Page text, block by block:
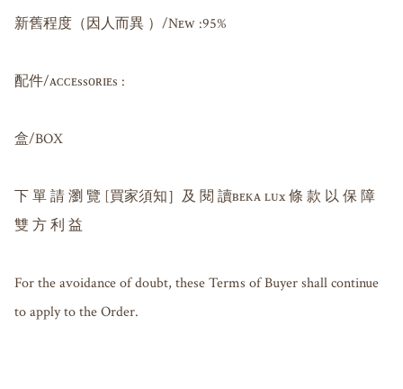
新舊程度（因人而異 ）/Nᴇᴡ :95%
配件/ᴀᴄᴄᴇssᴏʀɪᴇs :
盒/BOX
下 單 請 瀏 覽 [買家須知］及 閱 讀ʙᴇᴋᴀ ʟᴜx 條 款 以 保 障
雙 方 利 益
For the avoidance of doubt, these Terms of Buyer shall continue